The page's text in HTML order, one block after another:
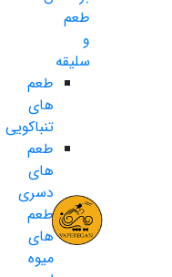
طعم
و
سلیقه
طعم
های
تنباکویی
طعم
های
دسری
طعم
های
میوه